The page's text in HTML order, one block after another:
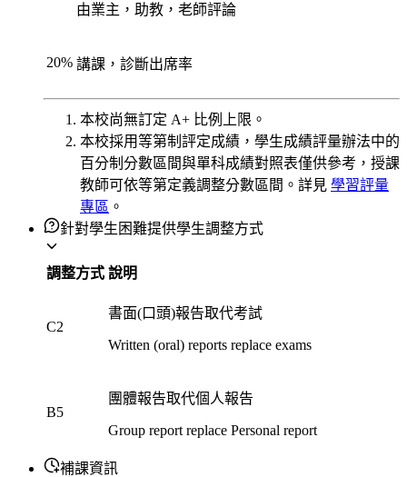
由業主，助教，老師評論
20% 講課，診斷出席率
本校尚無訂定 A+ 比例上限。
本校採用等第制評定成績，學生成績評量辦法中的
百分制分數區間與單科成績對照表僅供參考，授課
教師可依等第定義調整分數區間。詳見 學習評量
專區 。
針對學生困難提供學生調整方式
調整方式 說明
C2
書面(口頭)報告取代考試
Written (oral) reports replace exams
B5
團體報告取代個人報告
Group report replace Personal report
補課資訊